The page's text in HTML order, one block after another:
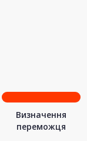
Визначення
переможця